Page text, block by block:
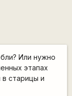
Или нужно
этапах
в старицы и